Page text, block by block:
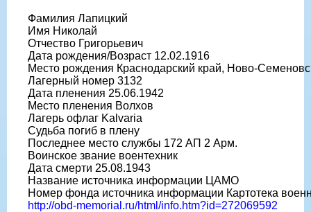
Фамилия Лапицкий
Имя Николай
Отчество Григорьевич
Дата рождения/Возраст 12.02.1916
Место рождения Краснодарский край, Ново-
Лагерный номер 3132
Дата пленения 25.06.1942
Место пленения Волхов
Лагерь офлаг Kalvaria
Судьба погиб в плену
Последнее место службы 172 АП 2 Арм.
Воинское звание воентехник
Дата смерти 25.08.1943
Название источника информации ЦАМО
Номер фонда источника информации Картотека
http://obd-memorial.ru/html/info.htm?id=272069592